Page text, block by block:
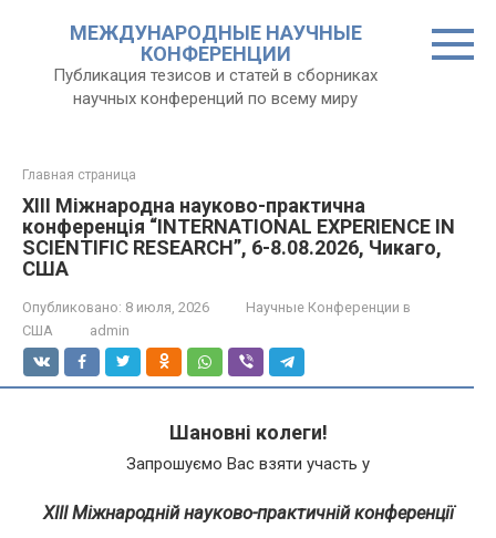
МЕЖДУНАРОДНЫЕ НАУЧНЫЕ
КОНФЕРЕНЦИИ
Публикация тезисов и статей в сборниках
научных конференций по всему миру
Главная страница
XIII Міжнародна науково-практична
конференція “INTERNATIONAL EXPERIENCE IN
SCIENTIFIC RESEARCH”, 6-8.08.2026, Чикаго,
США
Опубликовано: 8 июля, 2026
Научные Конференции в
США
admin
Шановні колеги!
Запрошуємо Вас взяти участь у
XIII Міжнародній науково-практичній конференції